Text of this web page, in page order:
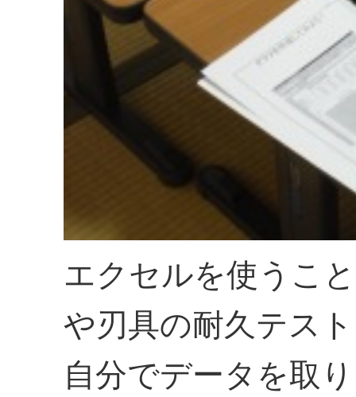
エクセルを使うこ
や刃具の耐久テス
自分でデータを取